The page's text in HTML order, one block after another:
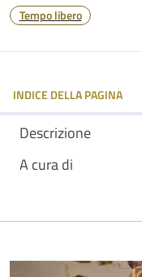
Tempo libero
INDICE DELLA PAGINA
Descrizione
A cura di